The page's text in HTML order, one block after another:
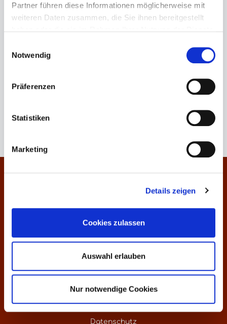
Partner führen diese Informationen möglicherweise mit
weiteren Daten zusammen, die Sie ihnen bereitgestellt
Notwendig
Präferenzen
Statistiken
Marketing
Details zeigen
Cookies zulassen
Auswahl erlauben
Nur notwendige Cookies
Kontakt
Informationen
Preisliste
Weinankauf
Datenschutz